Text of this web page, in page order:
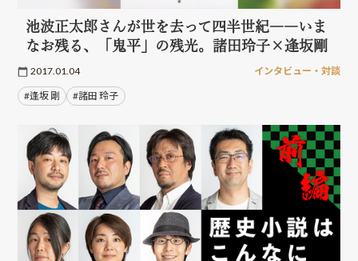
池波正太郎さんが世を去って四半世紀――いま
なお残る、「鬼平」の残光。諸田玲子×逢坂剛
2017.01.04 インタビュー・対談
#逢坂 剛 #諸田 玲子